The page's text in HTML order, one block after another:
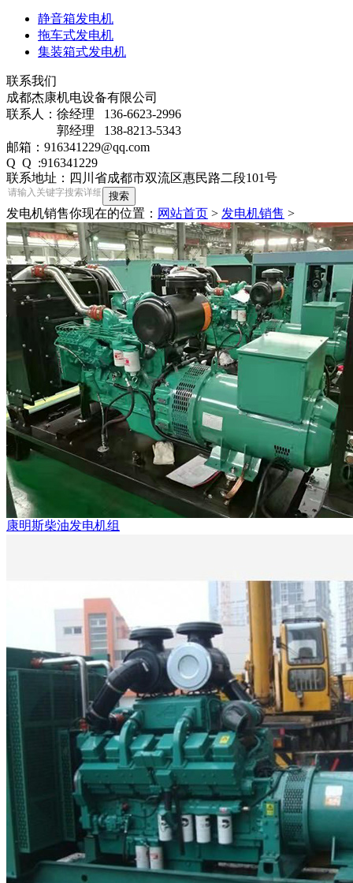
静音箱发电机
拖车式发电机
集装箱式发电机
联系我们
成都杰康机电设备有限公司
联系人：徐经理 136-6623-2996
郭经理 138-8213-5343
邮箱：916341229@qq.com
Q Q :916341229
联系地址：四川省成都市双流区惠民路二段101号
发电机销售你现在的位置： 网站首页 > 发电机销售 >
康明斯柴油发电机组